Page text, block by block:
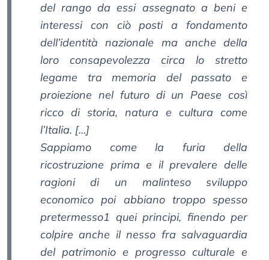
del rango da essi assegnato a beni e
interessi con ciò posti a fondamento
dell’identità nazionale ma anche della
loro consapevolezza circa lo stretto
legame tra memoria del passato e
proiezione nel futuro di un Paese così
ricco di storia, natura e cultura come
l’Italia. […]
Sappiamo come la furia della
ricostruzione prima e il prevalere delle
ragioni di un malinteso sviluppo
economico poi abbiano troppo spesso
pretermesso1 quei principi, finendo per
colpire anche il nesso fra salvaguardia
del patrimonio e progresso culturale e